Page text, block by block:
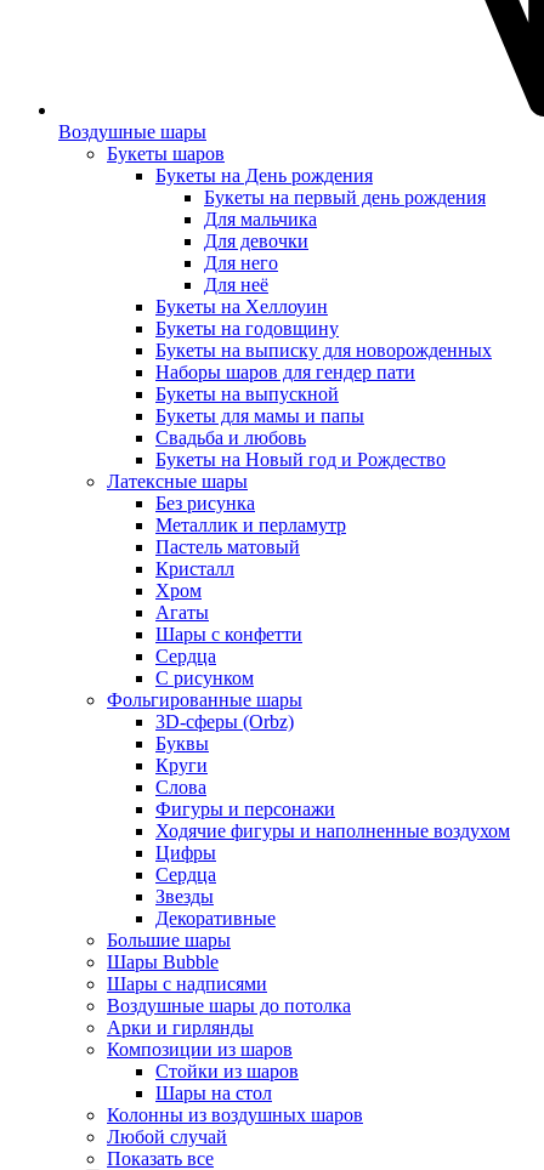
Воздушные шары
Букеты шаров
Букеты на День рождения
Букеты на первый день рождения
Для мальчика
Для девочки
Для него
Для неё
Букеты на Хеллоуин
Букеты на годовщину
Букеты на выписку для новорожденных
Наборы шаров для гендер пати
Букеты на выпускной
Букеты для мамы и папы
Свадьба и любовь
Букеты на Новый год и Рождество
Латексные шары
Без рисунка
Металлик и перламутр
Пастель матовый
Кристалл
Хром
Агаты
Шары с конфетти
Сердца
С рисунком
Фольгированные шары
3D-сферы (Orbz)
Буквы
Круги
Слова
Фигуры и персонажи
Ходячие фигуры и наполненные воздухом
Цифры
Сердца
Звезды
Декоративные
Большие шары
Шары Bubble
Шары с надписями
Воздушные шары до потолка
Арки и гирлянды
Композиции из шаров
Стойки из шаров
Шары на стол
Колонны из воздушных шаров
Любой случай
Показать все